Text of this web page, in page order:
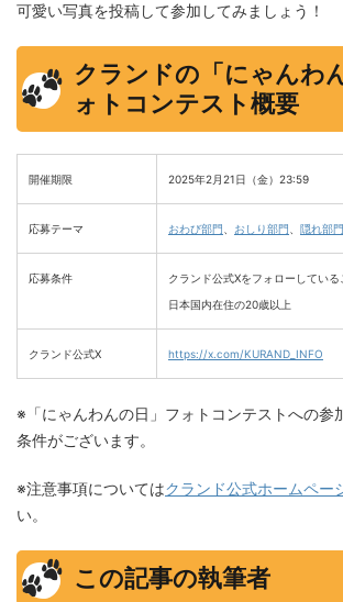
可愛い写真を投稿して参加してみましょう！
クランドの「にゃんわ
ォトコンテスト概要
開催期限 2025年2月21日（金）23:59
応募テーマ おわび部門 おしり部門 隠れ部門
応募条件
クランド公式Xをフォローしている
日本国内在住の20歳以上
クランド公式X https://x.com/KURAND_INFO
※「にゃんわんの日」フォトコンテストへの参
条件がございます。
※注意事項についてはクランド公式ホームペー
い。
この記事の執筆者